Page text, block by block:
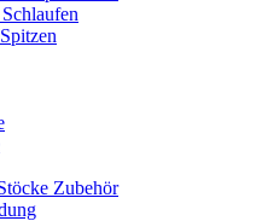
Zubehör